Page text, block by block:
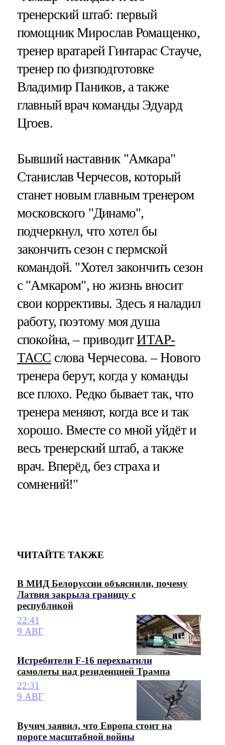
тренерский штаб: первый
помощник Мирослав Ромащенко,
тренер вратарей Гинтарас Стауче,
тренер по физподготовке
Владимир Паников, а также
главный врач команды Эдуард
Цгоев.
Бывший наставник "Амкара"
Станислав Черчесов, который
станет новым главным тренером
московского "Динамо",
подчеркнул, что хотел бы
закончить сезон с пермской
командой. "Хотел закончить сезон
с "Амкаром", но жизнь вносит
свои коррективы. Здесь я наладил
работу, поэтому моя душа
спокойна, – приводитИТАР-
ТАСС слова Черчесова. – Нового
тренера берут, когда у команды
все плохо. Редко бывает так, что
тренера меняют, когда все и так
хорошо. Вместе со мной уйдёт и
весь тренерский штаб, а также
врач. Вперёд, без страха и
сомнений!"
ЧИТАЙТЕ ТАКЖЕ
В МИД Белоруссии объяснили, почему
Латвия закрыла границу с
республикой
22:41
9 АВГ
Истребители F-16 перехватили
самолеты над резиденцией Трампа
22:31
9 АВГ
Вучич заявил, что Европа стоит на
пороге масштабной войны